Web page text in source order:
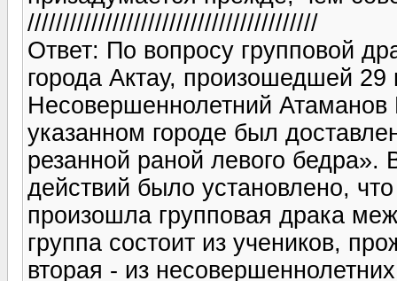
/////////////////////////////////////////
Ответ: По вопросу групповой
города Актау, произошедшей 29
Несовершеннолетний
указанном городе был
резанной раной левого
действий было установлено,
произошла групповая драка
группа состоит из учеников,
вторая - из